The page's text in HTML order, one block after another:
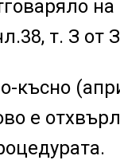
т. З от
късно
е